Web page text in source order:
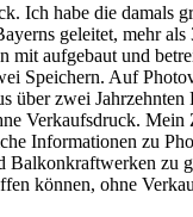
Ich habe die damals
geleitet, mehr als
mit aufgebaut und
Speichern. Auf
über zwei
Verkaufsdruck. Mein
Informationen zu
Balkonkraftwerken zu
können, ohne